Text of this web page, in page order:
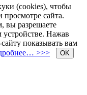
(cookies), чтобы
просмотре сайта.
вы разрешаете
устройстве. Нажав
показывать вам
>>> OK